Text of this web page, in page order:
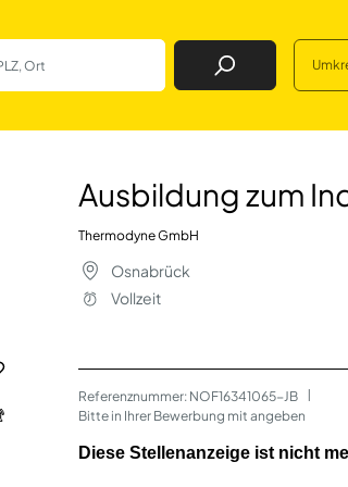
Job Finden
Ausbildung zum
Thermodyne GmbH
Osnabrück
Vollzeit
Referenznummer: NOF16341065-JB
Bitte in Ihrer Bewerbung mit angeben